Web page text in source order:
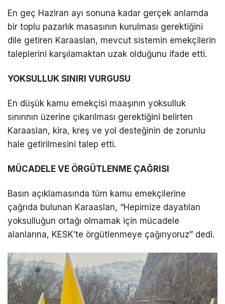
En geç Haziran ayı sonuna kadar gerçek anlamda
bir toplu pazarlık masasının kurulması gerektiğini
dile getiren Karaaslan, mevcut sistemin emekçilerin
taleplerini karşılamaktan uzak olduğunu ifade etti.
YOKSULLUK SINIRI VURGUSU
En düşük kamu emekçisi maaşının yoksulluk
sınırının üzerine çıkarılması gerektiğini belirten
Karaaslan, kira, kreş ve yol desteğinin de zorunlu
hale getirilmesini talep etti.
MÜCADELE VE ÖRGÜTLENME ÇAĞRISI
Basın açıklamasında tüm kamu emekçilerine
çağrıda bulunan Karaaslan, “Hepimize dayatılan
yoksulluğun ortağı olmamak için mücadele
alanlarına, KESK’te örgütlenmeye çağırıyoruz” dedi.